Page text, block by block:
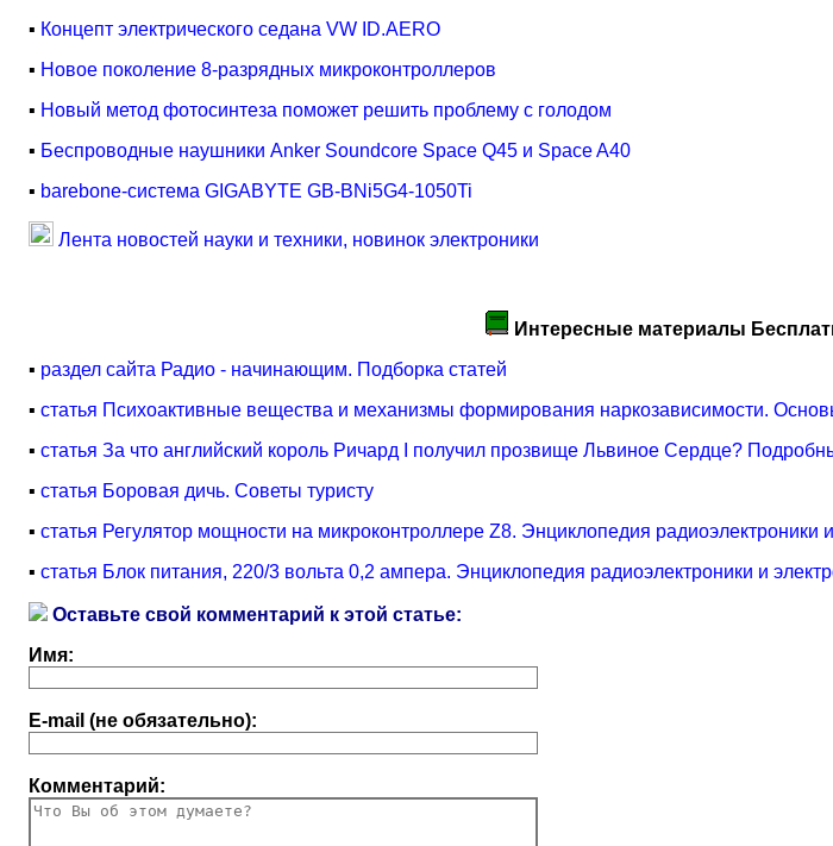
▪ Концепт электрического седана VW ID.AERO
▪ Новое поколение 8-разрядных микроконтроллеров
▪ Новый метод фотосинтеза поможет решить проблему с голодом
▪ Беспроводные наушники Anker Soundcore Space Q45 и Space A40
▪ barebone-система GIGABYTE GB-BNi5G4-1050Ti
Лента новостей науки и техники, новинок электроники
Интересные материалы
▪ раздел сайта Радио - начинающим. Подборка статей
▪ статья Психоактивные вещества и механизмы формирования наркозависимости.
▪ статья За что английский король Ричард I получил прозвище Львиное Сердце?
▪ статья Боровая дичь. Советы туристу
▪ статья Регулятор мощности на микроконтроллере Z8. Энциклопедия радиоэлектроники
▪ статья Блок питания, 220/3 вольта 0,2 ампера. Энциклопедия радиоэлектроники и
Оставьте свой комментарий к этой статье:
Имя:
E-mail (не обязательно):
Комментарий: